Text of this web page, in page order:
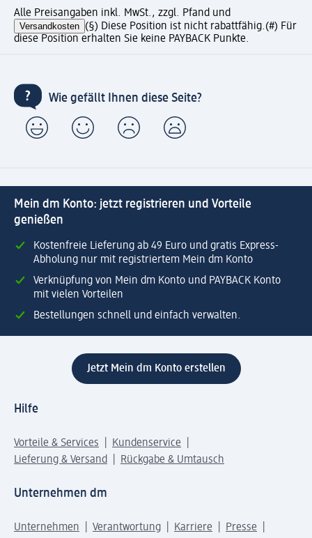
Alle Preisangaben inkl. MwSt., zzgl. Pfand und
Versandkosten (§) Diese Position ist nicht rabattfähig.(#) Für
diese Position erhalten Sie keine PAYBACK Punkte.
Wie gefällt Ihnen diese Seite?
Mein dm Konto: jetzt registrieren und Vorteile
genießen
Kostenfreie Lieferung ab 49 Euro und gratis Express-
Abholung nur mit registriertem Mein dm Konto
Verknüpfung von Mein dm Konto und PAYBACK Konto
mit vielen Vorteilen
Bestellungen schnell und einfach verwalten.
Jetzt Mein dm Konto erstellen
Hilfe
Vorteile & Services
Kundenservice
Lieferung & Versand
Rückgabe & Umtausch
Unternehmen dm
Unternehmen Verantwortung Karriere
Presse